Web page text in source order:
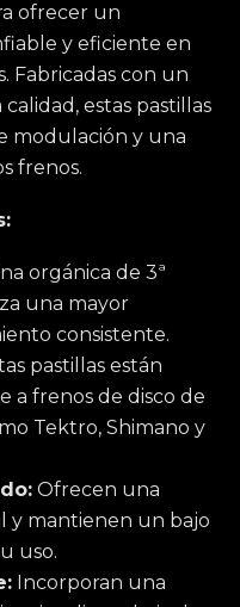
ofrecer un
y eficiente en
Fabricadas con un
estas pastillas
modulación y una
frenos.
orgánica de 3ª
una mayor
consistente.
pastillas están
a frenos de disco de
Tektro, Shimano y
Ofrecen una
y mantienen un bajo
uso.
Incorporan una